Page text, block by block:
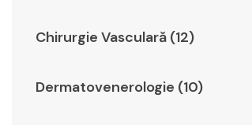
Chirurgie Vasculară (12)
Dermatovenerologie (10)